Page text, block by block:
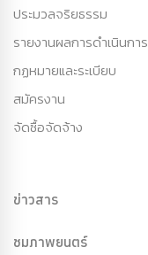
ประมวลจริยธรรม
รายงานผลการดำเนินการ
กฏหมายและระเบียบ
สมัครงาน
จัดซื้อจัดจ้าง
ข่าวสาร
ชมภาพยนตร์